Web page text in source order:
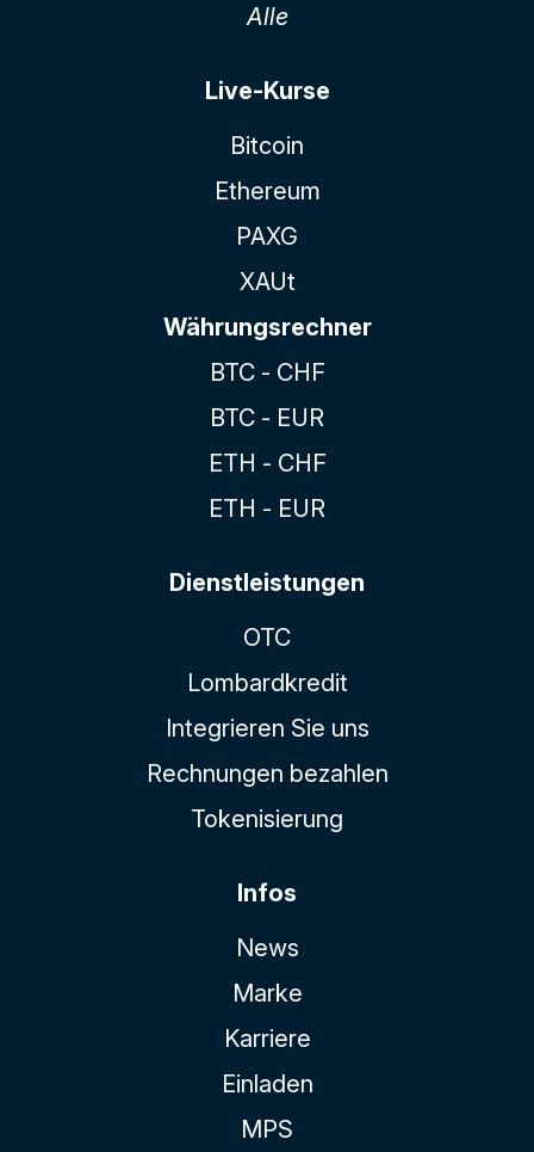
Alle
Live-Kurse
Bitcoin
Ethereum
PAXG
XAUt
Währungsrechner
BTC - CHF
BTC - EUR
ETH - CHF
ETH - EUR
Dienstleistungen
OTC
Lombardkredit
Integrieren Sie uns
Rechnungen bezahlen
Tokenisierung
Infos
News
Marke
Karriere
Einladen
MPS